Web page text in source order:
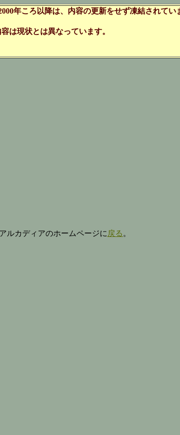
年ころ以降は、内容の更新をせず凍結されて
は現状とは異なっています。
アルカディアのホームページに 戻る 。